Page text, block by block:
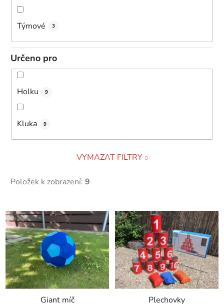
Týmové 3
Určeno pro
Holku 9
Kluka 9
VYMAZAT FILTRY
Položek k zobrazení: 9
V
ý
p
i
s
p
r
Giant míč Plechovky